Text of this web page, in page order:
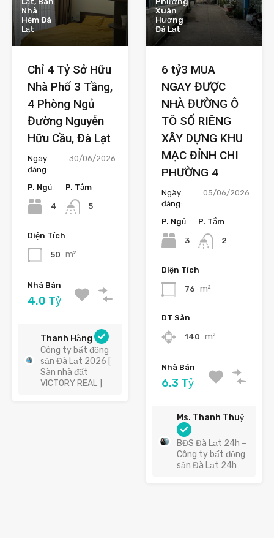
Nhà
Hẻm Đà
Lạt
Chỉ 4 Tỷ Sở Hữu
Nhà Phố 3 Tầng,
4 Phòng Ngủ
Đường Nguyễn
Hữu Cầu, Đà Lạt
Ngày
đăng:
30/06/2026
P. Ngủ
4
P. Tắm
5
Diện Tích
50 m²
Nhà Bán
4.0 Tỷ
Thanh Hằng
Công ty bất động
sản Đà Lạt 2026 [
Sàn nhà đất
VICTORY REAL ]
Xuân
Hương
Đà Lạt
6 tỷ3 MUA
NGAY ĐƯỢC
NHÀ ĐƯỜNG Ô
TÔ SỔ RIÊNG
XÂY DỰNG KHU
MẠC ĐỈNH CHI
PHƯỜNG 4
Ngày
đăng:
05/06/2026
P. Ngủ
3
P. Tắm
2
Diện Tích
76 m²
DT Sàn
140 m²
Nhà Bán
6.3 Tỷ
Ms. Thanh Thuỷ
BĐS Đà Lạt 24h –
Công ty bất động
sản Đà Lạt 24h